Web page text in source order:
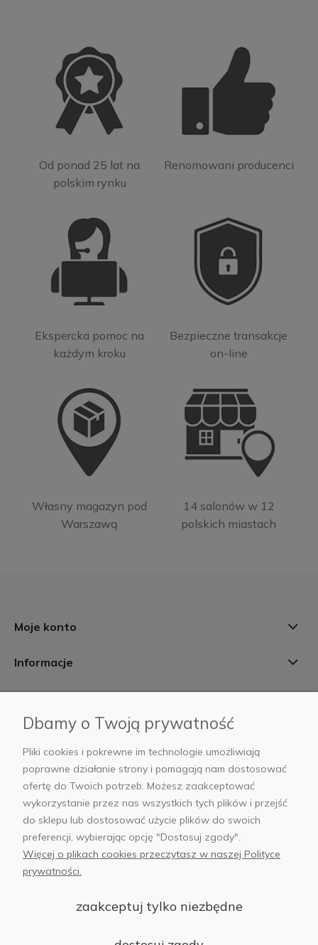
Od ponad 25 lat na
polskim rynku
Renomowani producenci
Ekspercka pomoc na
każdym kroku
Bezpieczne transakcje
on-line
Własny magazyn pod
Warszawą
14 salonów w 12
polskich miastach
Moje konto
Informacje
AB Foto
sklep@abfoto.pl
+48 797 971 275
© 2025 Wszelkie prawa zastrzeżone. Serwis własnością:
Dbamy o Twoją prywatność
Pliki cookies i pokrewne im technologie umożliwiają
poprawne działanie strony i pomagają nam dostosować
ofertę do Twoich potrzeb. Możesz zaakceptować
wykorzystanie przez nas wszystkich tych plików i przejść
do sklepu lub dostosować użycie plików do swoich
preferencji, wybierając opcję "Dostosuj zgody".
Więcej o plikach cookies przeczytasz w naszej Polityce
prywatności.
zaakceptuj tylko niezbędne